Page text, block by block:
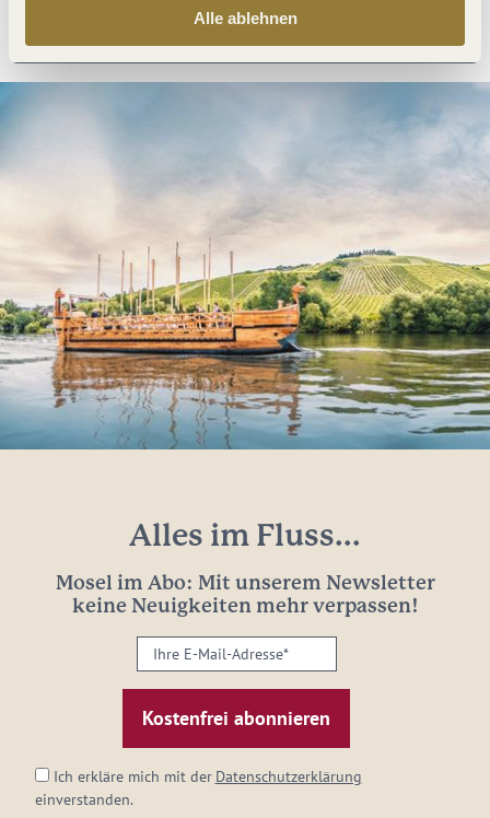
Alle ablehnen
Anreise planen
Alles im Fluss...
Mosel im Abo: Mit unserem Newsletter
keine Neuigkeiten mehr verpassen!
Ihre
E-
Mail-
Adresse:
Ich erkläre mich mit der Datenschutzerklärung
einverstanden.